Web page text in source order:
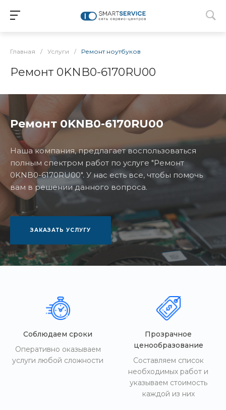
Главная / Услуги / Ремонт ноутбуков
Ремонт 0KNB0-6170RU00
Ремонт 0KNB0-6170RU00
Наша компания, предлагает воспользоваться
полным спектром работ по услуге "Ремонт
0KNB0-6170RU00". У нас есть все, чтобы помочь
вам в решении данного вопроса.
ЗАКАЗАТЬ УСЛУГУ
Соблюдаем сроки
Оперативно оказываем
услуги любой сложности
Прозрачное
ценообразование
Составляем список
необходимых работ и
указываем стоимость
каждой из них